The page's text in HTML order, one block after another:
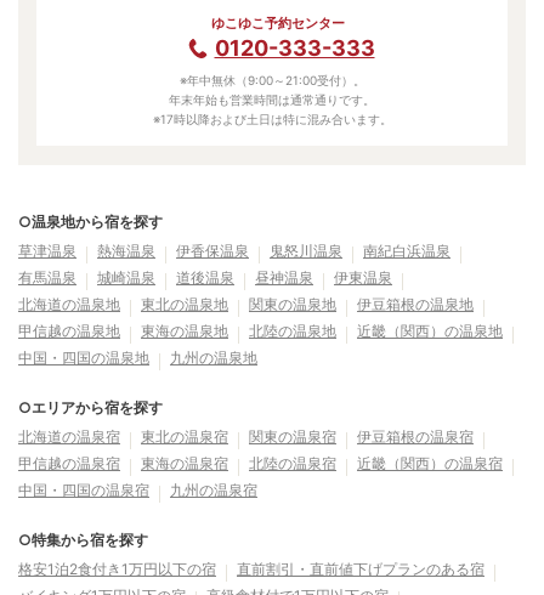
ゆこゆこ予約センター
0120-333-333
※年中無休（9:00～21:00受付）。
年末年始も営業時間は通常通りです。
※17時以降および土日は特に混み合います。
○温泉地から宿を探す
草津温泉
熱海温泉 伊香保温泉 鬼怒川温泉
南紀白浜温泉
有馬温泉
城崎温泉 道後温泉 昼神温泉
伊東温泉
北海道の温泉地
東北の温泉地 関東の温泉地
伊豆箱根の温泉地
甲信越の温泉地
東海の温泉地 北陸の温泉地
近畿（関西）の温泉地
中国・四国の温泉地
九州の温泉地
○エリアから宿を探す
北海道の温泉宿
東北の温泉宿 関東の温泉宿
伊豆箱根の温泉宿
甲信越の温泉宿
東海の温泉宿 北陸の温泉宿
近畿（関西）の温泉宿
中国・四国の温泉宿
九州の温泉宿
○特集から宿を探す
格安1泊2食付き1万円以下の宿
直前割引・直前値下げプランのある宿